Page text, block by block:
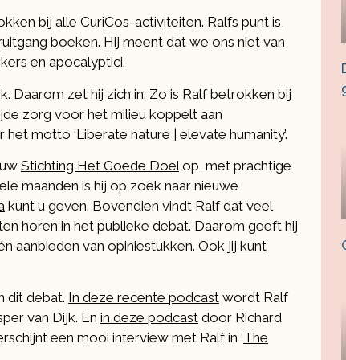
bij alle CuriCos-activiteiten. Ralfs punt is,
boeken. Hij meent dat we ons niet van
en apocalyptici.
Daarom zet hij zich in. Zo is Ralf betrokken bij
zorg voor het milieu koppelt aan
motto ‘Liberate nature | elevate humanity’.
Stichting Het Goede Doelop, met prachtige
maanden is hij op zoek naar nieuwe
kunt u geven. Bovendien vindt Ralf dat veel
horen in het publieke debat. Daarom geeft hij
aanbieden van opiniestukken. Ook jij kunt
dit debat. In deze recente podcast wordt Ralf
van Dijk. En in deze podcast door Richard
een mooi interview met Ralf in ‘The